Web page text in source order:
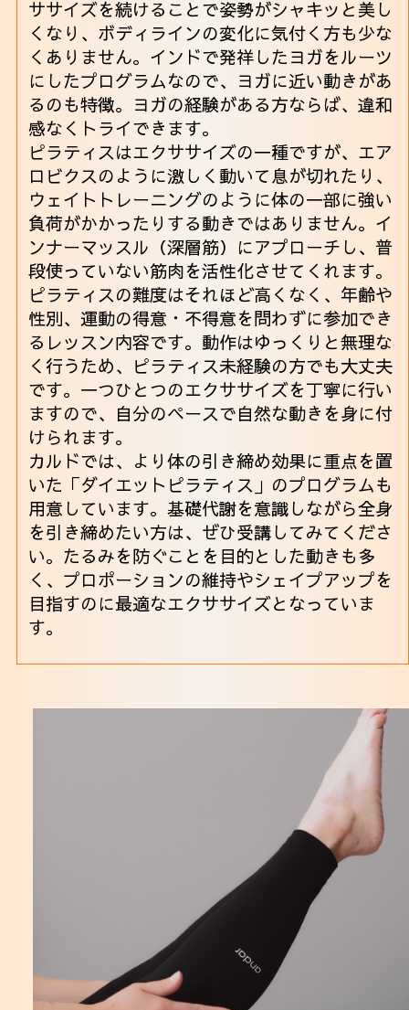
ササイズを続けることで姿勢がシャキッと美し
くなり、ボディラインの変化に気付く方も少な
くありません。インドで発祥したヨガをルーツ
にしたプログラムなので、ヨガに近い動きがあ
るのも特徴。ヨガの経験がある方ならば、違和
感なくトライできます。
ピラティスはエクササイズの一種ですが、エア
ロビクスのように激しく動いて息が切れたり、
ウェイトトレーニングのように体の一部に強い
負荷がかかったりする動きではありません。イ
ンナーマッスル（深層筋）にアプローチし、普
段使っていない筋肉を活性化させてくれます。
ピラティスの難度はそれほど高くなく、年齢や
性別、運動の得意・不得意を問わずに参加でき
るレッスン内容です。動作はゆっくりと無理な
く行うため、ピラティス未経験の方でも大丈夫
です。一つひとつのエクササイズを丁寧に行い
ますので、自分のペースで自然な動きを身に付
けられます。
カルドでは、より体の引き締め効果に重点を置
いた「ダイエットピラティス」のプログラムも
用意しています。基礎代謝を意識しながら全身
を引き締めたい方は、ぜひ受講してみてくださ
い。たるみを防ぐことを目的とした動きも多
く、プロポーションの維持やシェイプアップを
目指すのに最適なエクササイズとなっていま
す。